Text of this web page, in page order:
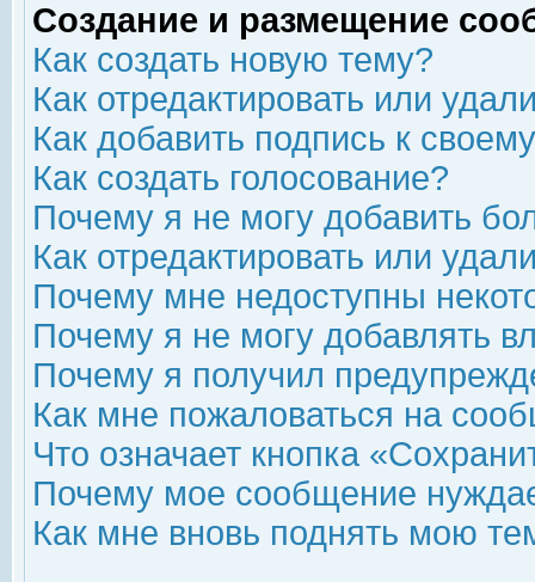
Создание и размещение
Как создать новую тему?
Как отредактировать или
Как добавить подпись к
Как создать голосование?
Почему я не могу добавить
Как отредактировать или
Почему мне недоступны
Почему я не могу добавлять
Почему я получил
Как мне пожаловаться на
Что означает кнопка
Почему мое сообщение
Как мне вновь поднять мою